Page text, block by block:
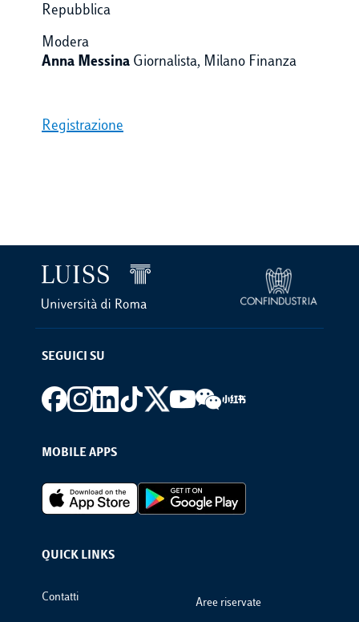
Repubblica
Modera
Anna Messina Giornalista, Milano Finanza
Registrazione
SEGUICI SU
Footer social
MOBILE APPS
Footer Apps
QUICK LINKS
Footer Links
Contatti Aree riservate